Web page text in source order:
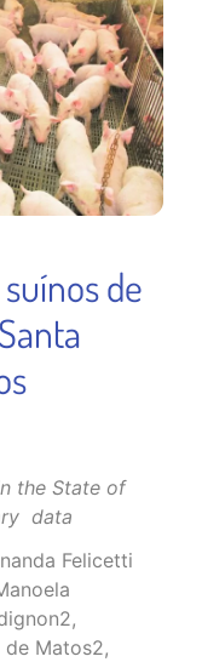
de
the State of
data
Felicetti
2,
de Matos2,